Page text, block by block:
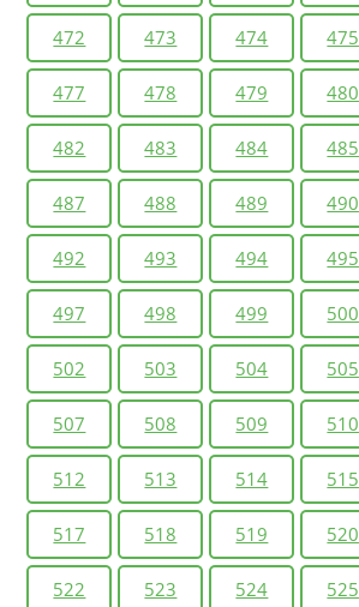
472 473 474 475
477 478 479 480
482 483 484 485
487 488 489 490
492 493 494 495
497 498 499 500
502 503 504 505
507 508 509 510
512 513 514 515
517 518 519 520
522 523 524 525